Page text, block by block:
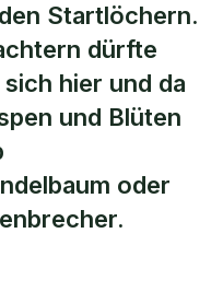
Startlöchern.
dürfte
hier und da
und Blüten
oder